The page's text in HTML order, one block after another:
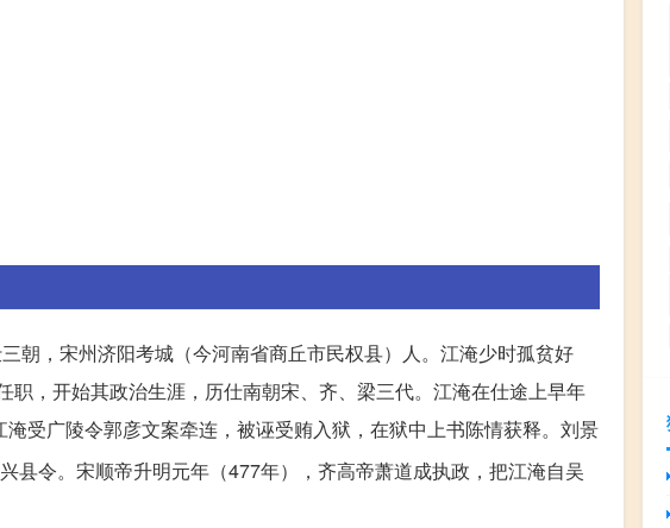
，宋州济阳考城（今河南省商丘市民权县）人。江淹少时孤贫好
，开始其政治生涯，历仕南朝宋、齐、梁三代。江淹在仕途上早年
受广陵令郭彦文案牵连，被诬受贿入狱，在狱中上书陈情获释。刘景
县令。宋顺帝升明元年（477年），齐高帝萧道成执政，把江淹自吴